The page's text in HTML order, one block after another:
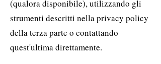
(qualora disponibile), utilizzando gli
strumenti descritti nella privacy policy
della terza parte o contattando
quest'ultima direttamente.